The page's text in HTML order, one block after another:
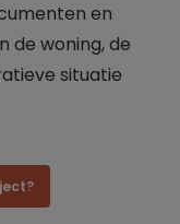
en
de woning, de
situatie